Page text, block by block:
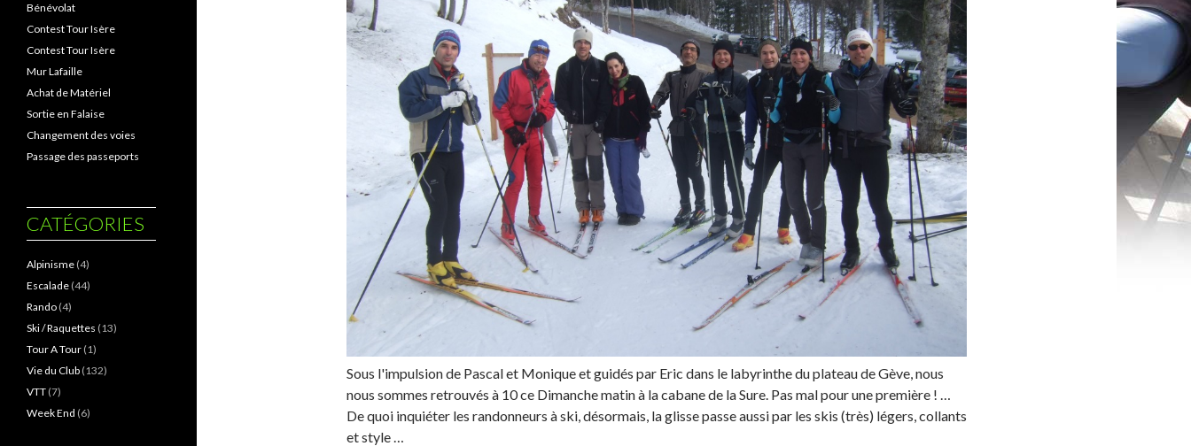
Sous l'impulsion de Pascal et Monique et guidés par Eric dans le labyrinthe du plateau de Gève, nous
nous sommes retrouvés à 10 ce Dimanche matin à la cabane de la Sure. Pas mal pour une première ! …
De quoi inquiéter les randonneurs à ski, désormais, la glisse passe aussi par les skis (très) légers, collants
et style …
Bénévolat
Contest Tour Isère
Contest Tour Isère
Mur Lafaille
Achat de Matériel
Sortie en Falaise
Changement des voies
Passage des passeports
CATÉGORIES
Alpinisme (4)
Escalade (44)
Rando (4)
Ski / Raquettes (13)
Tour A Tour (1)
Vie du Club (132)
VTT (7)
Week End (6)